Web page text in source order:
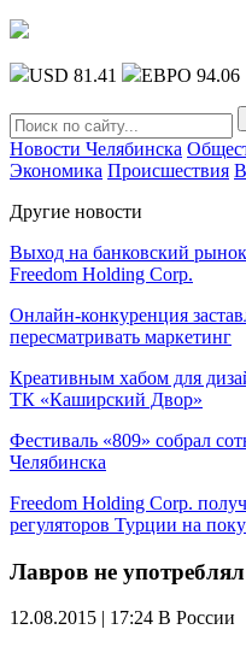
USD 81.41 ЕВРО 94.06
Новости Челябинска
Экономика Происшествия
Другие новости
Выход на банковский
Freedom Holding Corp.
Онлайн-конкуренция
пересматривать маркетинг
Креативным хабом для
ТК «Каширский Двор»
Фестиваль «809» собрал
Челябинска
Freedom Holding Corp.
регуляторов Турции на
Лавров не
12.08.2015 | 17:24 В России